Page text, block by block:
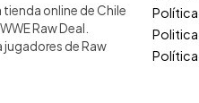
online de Chile
Raw Deal.
jugadores de Raw